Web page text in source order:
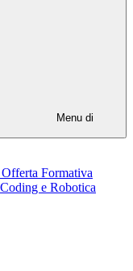
Menu di
Formativa
e Robotica